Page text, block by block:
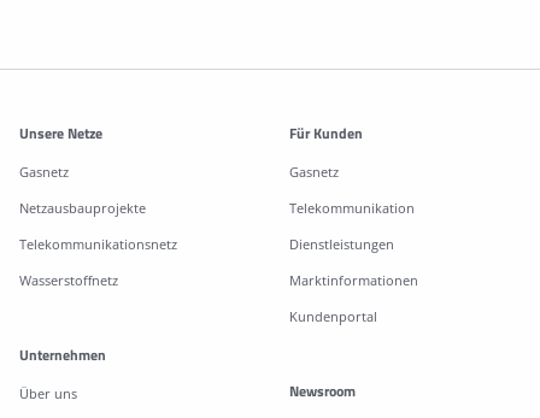
Weitere Informationen
Unsere Netze
Gasnetz
Netzausbauprojekte
Telekommunikationsnetz
Wasserstoffnetz
Für Kunden
Gasnetz
Telekommunikation
Dienstleistungen
Marktinformationen
Kundenportal
Unternehmen
Über uns
Newsroom